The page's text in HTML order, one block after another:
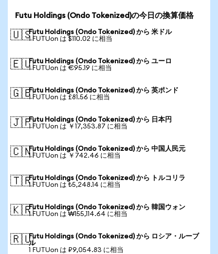
Futu Holdings (Ondo Tokenized)の今日の換算価格
🇺🇸Futu Holdings (Ondo Tokenized) から 米ドル
1 FUTUon は $110.02 に相当
🇪🇺Futu Holdings (Ondo Tokenized) から ユーロ
1 FUTUon は €95.19 に相当
🇬🇧Futu Holdings (Ondo Tokenized) から 英ポンド
1 FUTUon は £81.56 に相当
🇯🇵Futu Holdings (Ondo Tokenized) から 日本円
1 FUTUon は ￥17,353.87 に相当
🇨🇳Futu Holdings (Ondo Tokenized) から 中国人民元
1 FUTUon は ￥742.46 に相当
🇹🇷Futu Holdings (Ondo Tokenized) から トルコリラ
1 FUTUon は ₺5,248.14 に相当
🇰🇷Futu Holdings (Ondo Tokenized) から 韓国ウォン
1 FUTUon は ₩155,114.64 に相当
🇷🇺Futu Holdings (Ondo Tokenized) から ロシア・ルーブ
ル
1 FUTUon は ₽9,054.83 に相当